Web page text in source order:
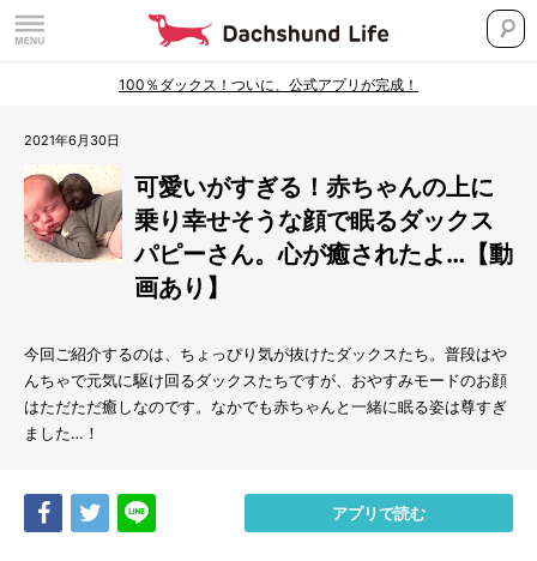
100％ダックス！ついに、公式アプリが完成！
2021年6月30日
可愛いがすぎる！赤ちゃんの上に
乗り幸せそうな顔で眠るダックス
パピーさん。心が癒されたよ…【動
画あり】
今回ご紹介するのは、ちょっぴり気が抜けたダックスたち。普段はや
んちゃで元気に駆け回るダックスたちですが、おやすみモードのお顔
はただただ癒しなのです。なかでも赤ちゃんと一緒に眠る姿は尊すぎ
ました…！
Share Tweet アプリで読む